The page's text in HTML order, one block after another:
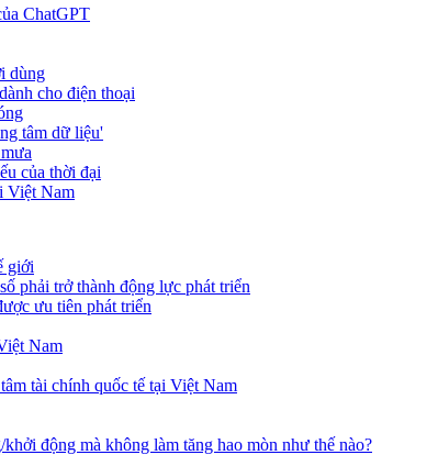
ChatGPT
dùng
cho điện thoại
tâm dữ liệu'
của thời đại
Việt Nam
giới
phải trở thành động lực phát triển
ưu tiên phát triển
Nam
tài chính quốc tế tại Việt Nam
động mà không làm tăng hao mòn như thế nào?